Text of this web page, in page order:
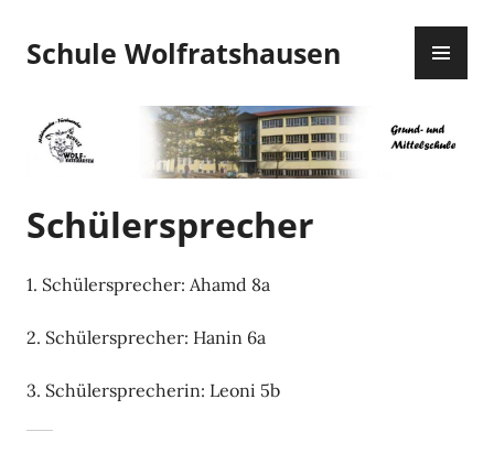
Inhalt
springen
Schule Wolfratshausen
Schülersprecher
1. Schülersprecher: Ahamd 8a
2. Schülersprecher: Hanin 6a
3. Schülersprecherin: Leoni 5b